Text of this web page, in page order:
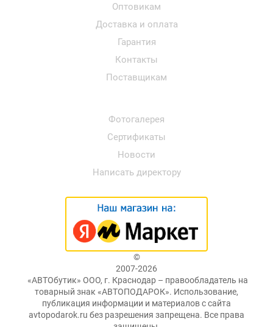
Оптовикам
Доставка и оплата
Гарантия
Контакты
Поставщикам
Фотогалерея
Сертификаты
Новости
Написать директору
©
2007-2026
«АВТОбутик» ООО, г. Краснодар – правообладатель на
товарный знак «АВТОПОДАРОК». Использование,
публикация информации и материалов с сайта
avtopodarok.ru без разрешения запрещена. Все права